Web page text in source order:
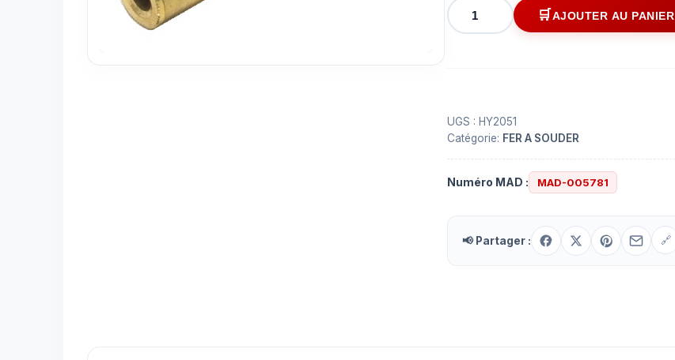
quantité
de
stéréo
à
souder
AJOUTER AU PANIER
UGS : HY2051
Catégorie: FER A SOUDER
Numéro MAD : MAD-005781
📢 Partager : 🔗